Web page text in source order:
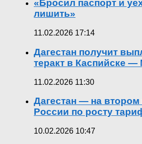
«Бросил паспорт и
лишить»
11.02.2026 17:14
Дагестан получит
теракт в Каспийске
11.02.2026 11:30
Дагестан — на втором
России по росту
10.02.2026 10:47